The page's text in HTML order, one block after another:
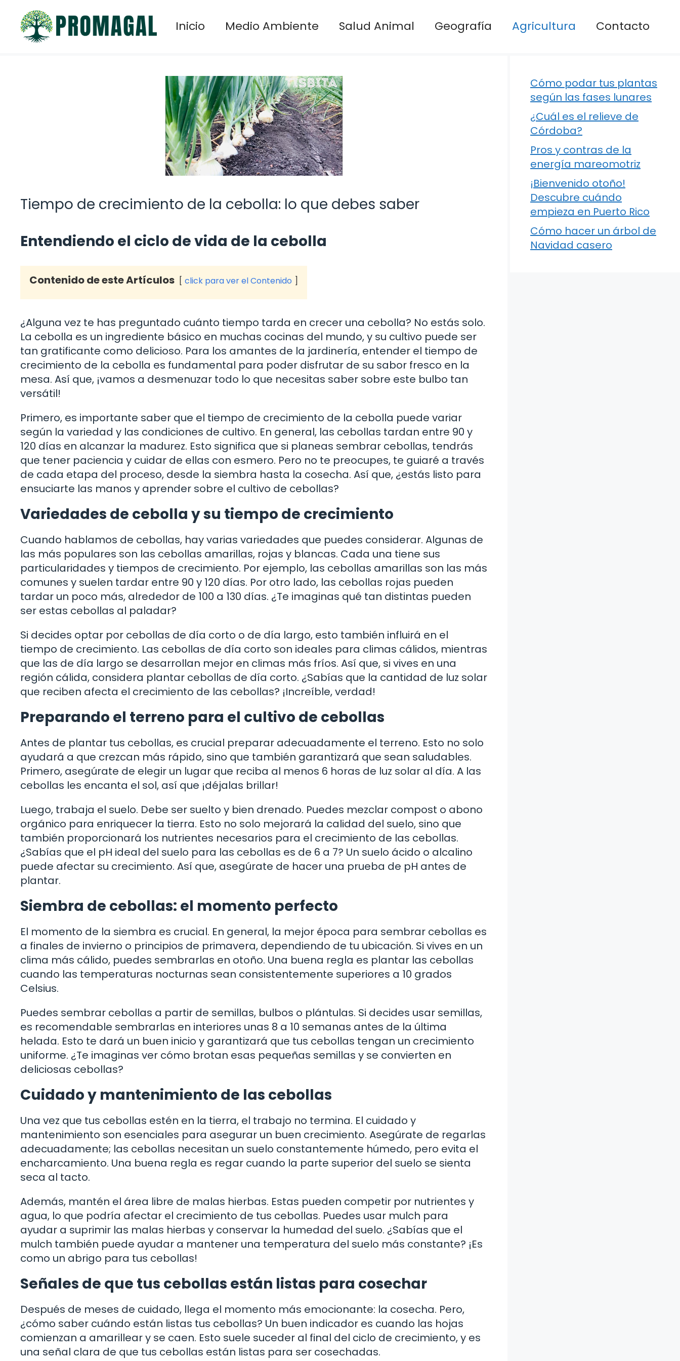
contenido
Inicio Medio Ambiente Salud Animal Geografía Agricultura Contacto
Tiempo de crecimiento de la cebolla: lo que debes saber
Entendiendo el ciclo de vida de la cebolla
Contenido de este Artículos click para ver el Contenido
¿Alguna vez te has preguntado cuánto tiempo tarda en crecer una cebolla? No estás solo.
La cebolla es un ingrediente básico en muchas cocinas del mundo, y su cultivo puede ser
tan gratificante como delicioso. Para los amantes de la jardinería, entender el tiempo de
crecimiento de la cebolla es fundamental para poder disfrutar de su sabor fresco en la
mesa. Así que, ¡vamos a desmenuzar todo lo que necesitas saber sobre este bulbo tan
versátil!
Primero, es importante saber que el tiempo de crecimiento de la cebolla puede variar
según la variedad y las condiciones de cultivo. En general, las cebollas tardan entre 90 y
120 días en alcanzar la madurez. Esto significa que si planeas sembrar cebollas, tendrás
que tener paciencia y cuidar de ellas con esmero. Pero no te preocupes, te guiaré a través
de cada etapa del proceso, desde la siembra hasta la cosecha. Así que, ¿estás listo para
ensuciarte las manos y aprender sobre el cultivo de cebollas?
Variedades de cebolla y su tiempo de crecimiento
Cuando hablamos de cebollas, hay varias variedades que puedes considerar. Algunas de
las más populares son las cebollas amarillas, rojas y blancas. Cada una tiene sus
particularidades y tiempos de crecimiento. Por ejemplo, las cebollas amarillas son las más
comunes y suelen tardar entre 90 y 120 días. Por otro lado, las cebollas rojas pueden
tardar un poco más, alrededor de 100 a 130 días. ¿Te imaginas qué tan distintas pueden
ser estas cebollas al paladar?
Si decides optar por cebollas de día corto o de día largo, esto también influirá en el
tiempo de crecimiento. Las cebollas de día corto son ideales para climas cálidos, mientras
que las de día largo se desarrollan mejor en climas más fríos. Así que, si vives en una
región cálida, considera plantar cebollas de día corto. ¿Sabías que la cantidad de luz solar
que reciben afecta el crecimiento de las cebollas? ¡Increíble, verdad!
Preparando el terreno para el cultivo de cebollas
Antes de plantar tus cebollas, es crucial preparar adecuadamente el terreno. Esto no solo
ayudará a que crezcan más rápido, sino que también garantizará que sean saludables.
Primero, asegúrate de elegir un lugar que reciba al menos 6 horas de luz solar al día. A las
cebollas les encanta el sol, así que ¡déjalas brillar!
Luego, trabaja el suelo. Debe ser suelto y bien drenado. Puedes mezclar compost o abono
orgánico para enriquecer la tierra. Esto no solo mejorará la calidad del suelo, sino que
también proporcionará los nutrientes necesarios para el crecimiento de las cebollas.
¿Sabías que el pH ideal del suelo para las cebollas es de 6 a 7? Un suelo ácido o alcalino
puede afectar su crecimiento. Así que, asegúrate de hacer una prueba de pH antes de
plantar.
Siembra de cebollas: el momento perfecto
El momento de la siembra es crucial. En general, la mejor época para sembrar cebollas es
a finales de invierno o principios de primavera, dependiendo de tu ubicación. Si vives en un
clima más cálido, puedes sembrarlas en otoño. Una buena regla es plantar las cebollas
cuando las temperaturas nocturnas sean consistentemente superiores a 10 grados
Celsius.
Puedes sembrar cebollas a partir de semillas, bulbos o plántulas. Si decides usar semillas,
es recomendable sembrarlas en interiores unas 8 a 10 semanas antes de la última
helada. Esto te dará un buen inicio y garantizará que tus cebollas tengan un crecimiento
uniforme. ¿Te imaginas ver cómo brotan esas pequeñas semillas y se convierten en
deliciosas cebollas?
Cuidado y mantenimiento de las cebollas
Una vez que tus cebollas estén en la tierra, el trabajo no termina. El cuidado y
mantenimiento son esenciales para asegurar un buen crecimiento. Asegúrate de regarlas
adecuadamente; las cebollas necesitan un suelo constantemente húmedo, pero evita el
encharcamiento. Una buena regla es regar cuando la parte superior del suelo se sienta
seca al tacto.
Además, mantén el área libre de malas hierbas. Estas pueden competir por nutrientes y
agua, lo que podría afectar el crecimiento de tus cebollas. Puedes usar mulch para
ayudar a suprimir las malas hierbas y conservar la humedad del suelo. ¿Sabías que el
mulch también puede ayudar a mantener una temperatura del suelo más constante? ¡Es
como un abrigo para tus cebollas!
Señales de que tus cebollas están listas para cosechar
Después de meses de cuidado, llega el momento más emocionante: la cosecha. Pero,
¿cómo saber cuándo están listas tus cebollas? Un buen indicador es cuando las hojas
comienzan a amarillear y se caen. Esto suele suceder al final del ciclo de crecimiento, y es
una señal clara de que tus cebollas están listas para ser cosechadas.
Cómo podar tus plantas
según las fases lunares
¿Cuál es el relieve de
Córdoba?
Pros y contras de la
energía mareomotriz
¡Bienvenido otoño!
Descubre cuándo
empieza en Puerto Rico
Cómo hacer un árbol de
Navidad casero